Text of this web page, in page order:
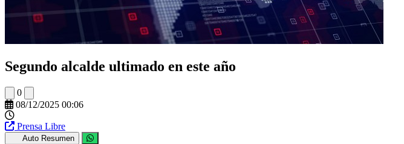
Segundo alcalde ultimado en este año
0
08/12/2025 00:06
Prensa Libre
Auto Resumen